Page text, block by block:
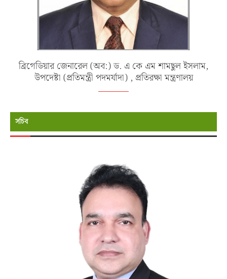
ব্রিগেডিয়ার জেনারেল (অব:) ড. এ কে এম শামছুল ইসলাম,
উপদেষ্টা (প্রতিমন্ত্রী পদমর্যাদা) , প্রতিরক্ষা মন্ত্রণালয়
সচিব